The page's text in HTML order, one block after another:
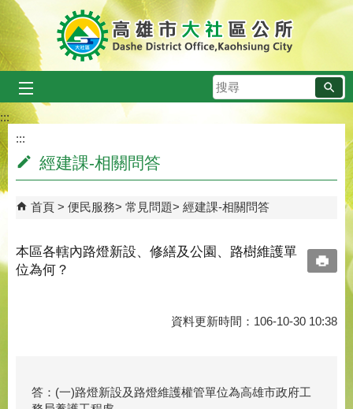
跳到主要內容區塊
搜
尋
:::
:::
經建課-相關問答
首頁 便民服務 常見問題 經建課-相關問答
本區各轄內路燈新設、修繕及公園、路樹維護單
位為何？
資料更新時間：106-10-30 10:38
答：(一)路燈新設及路燈維護權管單位為高雄市政府工